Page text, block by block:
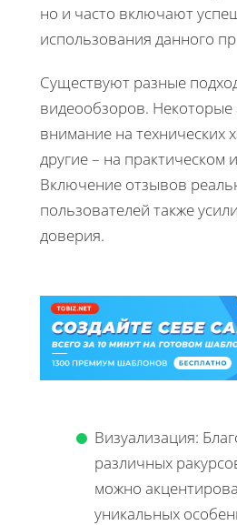
но и часто включают
использования данного
Существуют разные
видеообзоров. Некоторые
внимание на технических
другие – на практическом
Включение отзывов
пользователей также
доверия.
Визуализация:
различных
можно
уникальных